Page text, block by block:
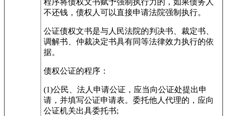
程序将债权文书赋予强制执行力的，如果债务人
不还钱，债权人可以直接申请法院强制执行。
公证债权文书是与人民法院的判决书、裁定书、
调解书、仲裁决定书具有同等法律效力执行的依
据。
债权公证的程序：
(1)公民、法人申请公证，应当向公证处提出申
请，并填写公证申请表。委托他人代理的，应向
公证机关出具委托书;